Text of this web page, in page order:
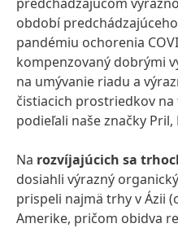
období
pandémiu ochorenia
kompenzovaný dobrými
na umývanie riadu a
čistiacich prostriedkov
podieľali naše značky Pril,
Na rozvíjajúcich sa
dosiahli výrazný
prispeli najmä trhy v Ázii
Amerike, pričom obidva